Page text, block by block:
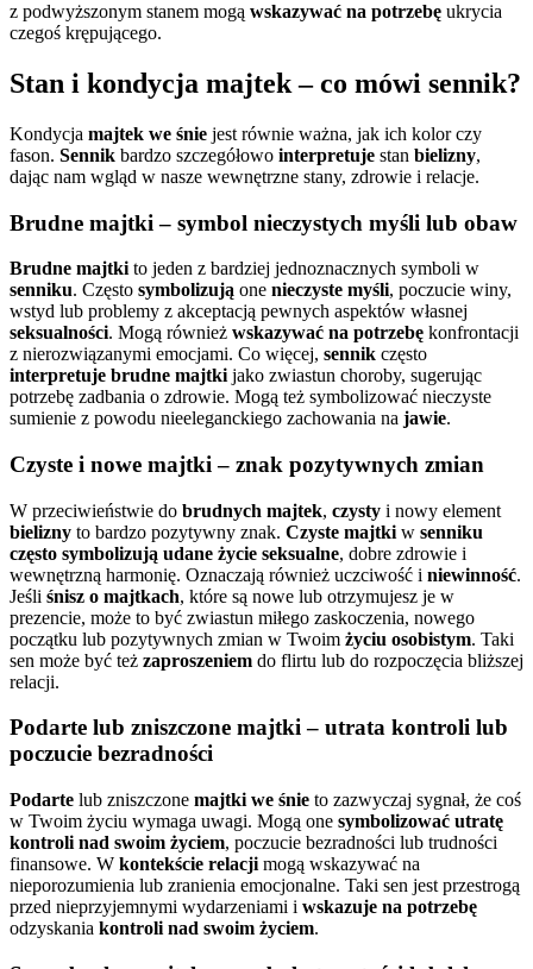
z podwyższonym stanem mogą wskazywać na potrzebę ukrycia
czegoś krępującego.
Stan i kondycja majtek – co mówi sennik?
Kondycja majtek we śnie jest równie ważna, jak ich kolor czy
fason. Sennik bardzo szczegółowo interpretuje stan bielizny,
dając nam wgląd w nasze wewnętrzne stany, zdrowie i relacje.
Brudne majtki – symbol nieczystych myśli lub obaw
Brudne majtki to jeden z bardziej jednoznacznych symboli w
senniku. Często symbolizują one nieczyste myśli, poczucie winy,
wstyd lub problemy z akceptacją pewnych aspektów własnej
seksualności. Mogą również wskazywać na potrzebę konfrontacji
z nierozwiązanymi emocjami. Co więcej, sennik często
interpretuje brudne majtki jako zwiastun choroby, sugerując
potrzebę zadbania o zdrowie. Mogą też symbolizować nieczyste
sumienie z powodu nieeleganckiego zachowania na jawie.
Czyste i nowe majtki – znak pozytywnych zmian
W przeciwieństwie do brudnych majtek, czysty i nowy element
bielizny to bardzo pozytywny znak. Czyste majtki w senniku
często symbolizują udane życie seksualne, dobre zdrowie i
wewnętrzną harmonię. Oznaczają również uczciwość i niewinność.
Jeśli śnisz o majtkach, które są nowe lub otrzymujesz je w
prezencie, może to być zwiastun miłego zaskoczenia, nowego
początku lub pozytywnych zmian w Twoim życiu osobistym. Taki
sen może być też zaproszeniem do flirtu lub do rozpoczęcia bliższej
relacji.
Podarte lub zniszczone majtki – utrata kontroli lub
poczucie bezradności
Podarte lub zniszczone majtki we śnie to zazwyczaj sygnał, że coś
w Twoim życiu wymaga uwagi. Mogą one symbolizować utratę
kontroli nad swoim życiem, poczucie bezradności lub trudności
finansowe. W kontekście relacji mogą wskazywać na
nieporozumienia lub zranienia emocjonalne. Taki sen jest przestrogą
przed nieprzyjemnymi wydarzeniami i wskazuje na potrzebę
odzyskania kontroli nad swoim życiem.